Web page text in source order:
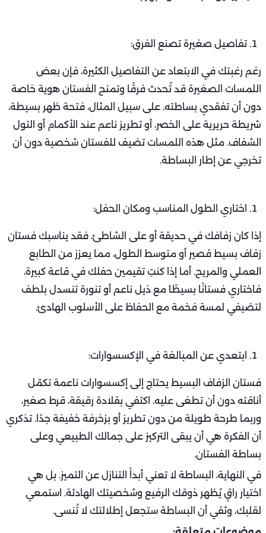
تفاصيل صغيرة تصنع الفرق:
رغم رغبتك في الابتعاد عن التفاصيل الكثيرة، فإن بعض
اللمسات الصغيرة قد تُحدث فرقًا وتمنح الفستان هوية خاصة
دون أن تفقدي بساطته. على سبيل المثال، فتحة ظهر بسيطة،
شريطة حريرية على الخصر، أو تطريز ناعم عند الأكمام أو التول
الشفاف. مثل هذه اللمسات تضيف للفستان شخصية دون أن
تخرجي عن إطار البساطة.
اختاري الطول المناسب ومكان الحفل:
إذا كان زفافك في حديقة أو على الشاطئ، فقد يناسبك فستان
زفاف بسيط قصير أو متوسط الطول، مما يعزز من الطابع
العملي والمريح. أما إذا كنتِ تقيمين حفلك في قاعة كبيرة،
فاختاري فستانًا بسيطًا مع ذيل ناعم أو تنورة تنسدل بلطف
لتضيفي لمسة فخمة مع الحفاظ على الأسلوب الهادئ.
ابتعدي عن المبالغة في الإكسسوارات:
فستان الزفاف البسيط يحتاج إلى إكسسوارات ناعمة تكمّل
أناقته دون أن تطغى عليه. اكتفي بقلادة رقيقة، قرط صغير،
وربما طرحة طويلة من دون تطريز أو بزخرفة خفيفة جدًا. تذكري
أن الفكرة هي أن يبقى التركيز على جمالك الطبيعي وعلى
بساطة الفستان.
في النهاية، البساطة لا تعني أبداً التنازل عن التميز. بل هي
اختيار راقٍ يُظهر ذوقك الرفيع وشخصيتك الهادئة. استمعي
لقلبك، وثقي أن البساطة ستجعل إطلالتك لا تُنسى.